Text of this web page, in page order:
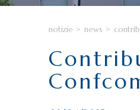
notizie > news >